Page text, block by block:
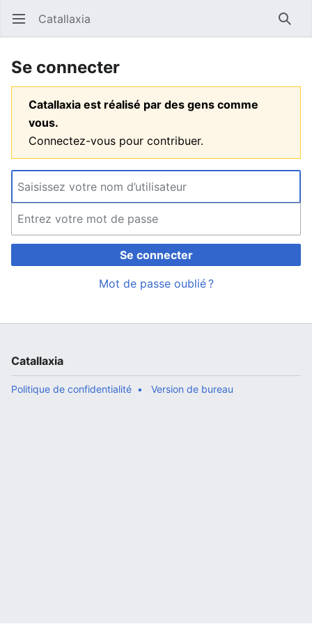
Ouvrir le menu principal Catallaxia
Se connecter
Catallaxia est réalisé par des gens comme
vous.
Connectez-vous pour contribuer.
Se connecter
Mot de passe oublié ?
Catallaxia
Politique de confidentialité Version de bureau